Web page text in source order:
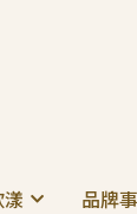
品牌
品牌